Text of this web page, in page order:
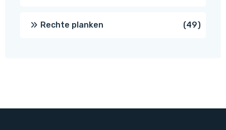
Rechte planken 4949